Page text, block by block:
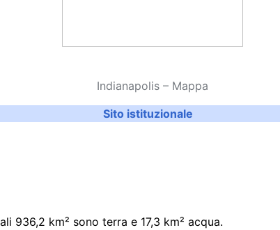
Indianapolis – Mappa
Sito istituzionale
936,2 km² sono terra e 17,3 km² acqua.